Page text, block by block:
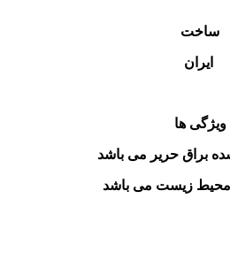
ساخت
ایران
ویژگی ها
براق حریر می باشد
زیست می باشد